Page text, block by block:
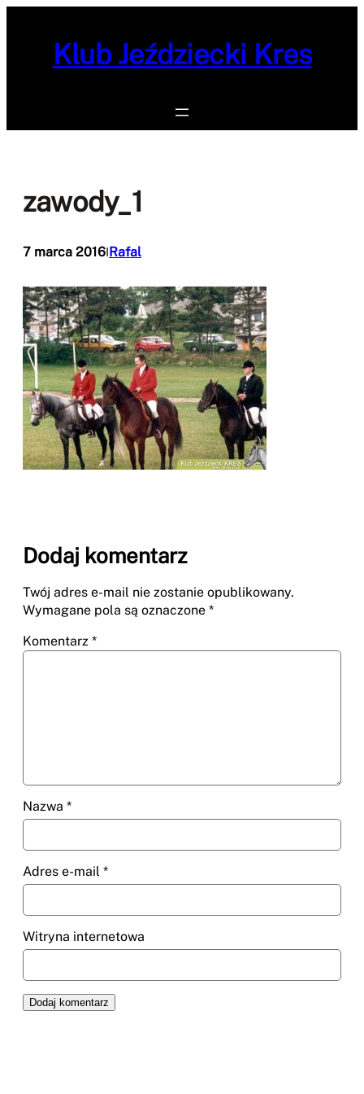
Klub Jeździecki Kres
zawody_1
7 marca 2016IRafal
Dodaj komentarz
Twój adres e-mail nie zostanie opublikowany.
Wymagane pola są oznaczone *
Komentarz *
Nazwa *
Adres e-mail *
Witryna internetowa